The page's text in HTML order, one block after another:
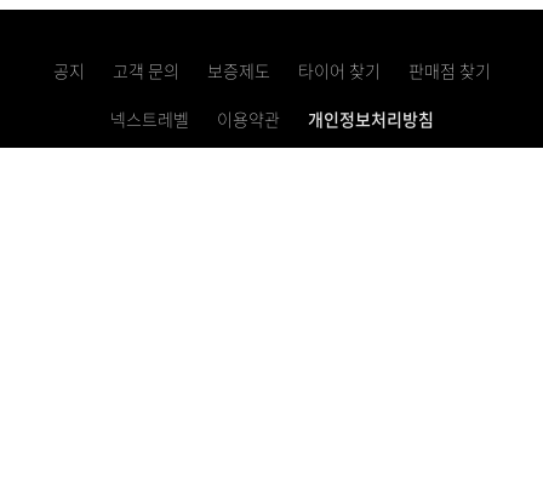
공지 고객 문의 보증제도 타이어 찾기
판매점 찾기
넥스트레벨
이용약관
개인정보처리방침